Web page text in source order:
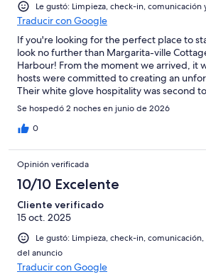
Le gustó: Limpieza, check-in,
Traducir con Google
If you're looking for the perfect place to
look no further than Margarita-ville
Harbour! From the moment we arrived, it
hosts were committed to creating an
Their white glove hospitality was second
thoughtful touches throughout the
genuinely welcomed and cared for. The
beautifully appointed, and had everything
like staying with dear friends than in a
truly went above and beyond to ensure our
comfortable, relaxing, and extra special.
exploring the beauty of the Cabot Trail and
yet it also offers the perfect peaceful
each day. This wasn't just a place to stay, it
highlights of our trip. We left feeling
and generosity of our hosts and can't wait
simply aren't enough. Highly, highly
Se hospedó 2 noches en junio de 2026
0
Opinión verificada
10/10 Excelente
Cliente verificado
15 oct. 2025
Le gustó: Limpieza, check-in,
del anuncio
Traducir con Google